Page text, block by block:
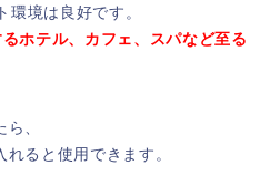
環境は良好です。
ホテル、カフェ、スパなど至る
、
ると使用できます。